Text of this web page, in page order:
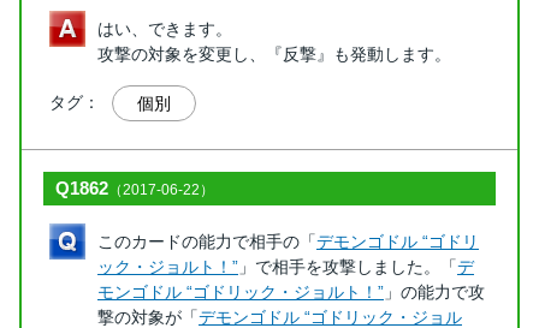
はい、できます。
攻撃の対象を変更し、『反撃』も発動します。
タグ： 個別
Q1862 （2017-06-22）
このカードの能力で相手の「デモンゴドル “ゴドリ
ック・ジョルト！” 」で相手を攻撃しました。「デ
モンゴドル “ゴドリック・ジョルト！” 」の能力で攻
撃の対象が「デモンゴドル “ゴドリック・ジョル